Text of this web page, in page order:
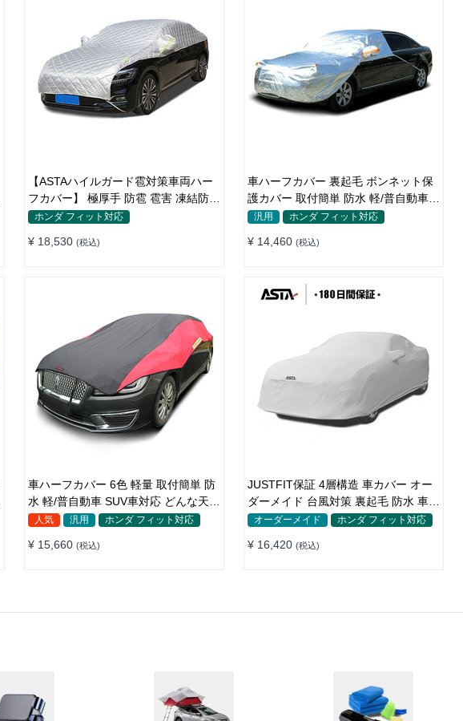
【ASTAハイルガード雹対策車両ハー
フカバー】 極厚手 防雹 雹害 凍結防止
防雪防風 防風ロープ付き 車ハーフカ
ホンダ フィット対応
¥ 18,530 (税込)
車ハーフカバー 裏起毛 ボンネット保
護カバー 取付簡単 防水 軽/普自動車
軽量 塗装保護
汎用 ホンダ フィット対応
¥ 14,460 (税込)
車ハーフカバー 6色 軽量 取付簡単 防
水 軽/普自動車 SUV車対応 どんな天気
でも使える
人気 汎用 ホンダ フィット対応
¥ 15,660 (税込)
JUSTFIT保証 4層構造 車カバー オー
ダーメイド 台風対策 裏起毛 防水 車種
専用 防風紐付き
オーダーメイド ホンダ フィット対応
¥ 16,420 (税込)